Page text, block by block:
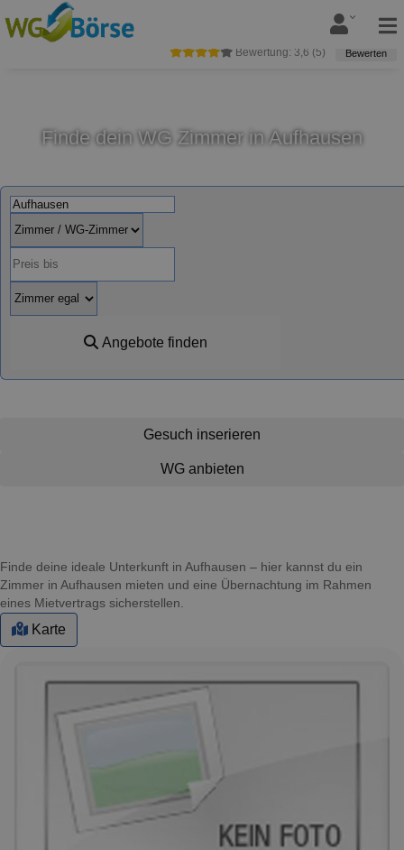
Bewertung: 3,6 (5) Bewerten
Finde dein WG Zimmer in Aufhausen
Angebote finden
Gesuch inserieren
WG anbieten
Finde deine ideale Unterkunft in Aufhausen – hier kannst du ein
Zimmer in Aufhausen mieten und eine Übernachtung im Rahmen
eines Mietvertrags sicherstellen.
Karte